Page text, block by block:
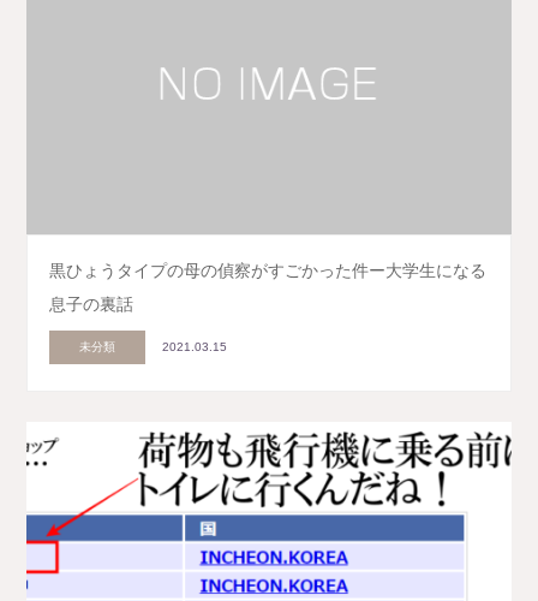
黒ひょうタイプの母の偵察がすごかった件ー大学生になる
息子の裏話
未分類 2021.03.15